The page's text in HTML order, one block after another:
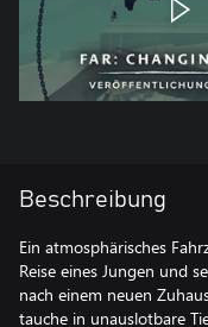
Beschreibung
Ein atmosphärisches
Reise eines Jungen und
nach einem neuen
tauche in unauslotbare